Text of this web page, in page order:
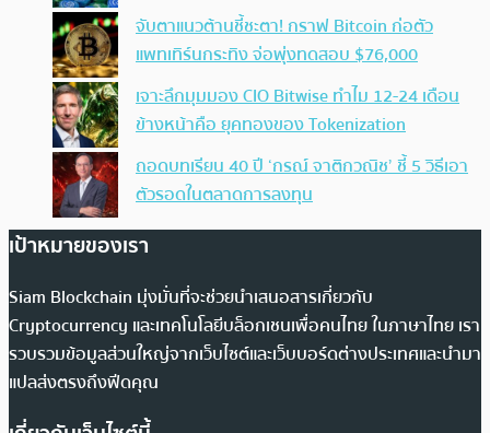
จับตาแนวต้านชี้ชะตา! กราฟ Bitcoin ก่อตัว
แพทเทิร์นกระทิง จ่อพุ่งทดสอบ $76,000
เจาะลึกมุมมอง CIO Bitwise ทำไม 12-24 เดือน
ข้างหน้าคือ ยุคทองของ Tokenization
ถอดบทเรียน 40 ปี ‘กรณ์ จาติกวณิช’ ชี้ 5 วิธีเอา
ตัวรอดในตลาดการลงทุน
เป้าหมายของเรา
Siam Blockchain มุ่งมั่นที่จะช่วยนำเสนอสารเกี่ยวกับ
Cryptocurrency และเทคโนโลยีบล็อกเชนเพื่อคนไทย ในภาษาไทย เรา
รวบรวมข้อมูลส่วนใหญ่จากเว็บไซต์และเว็บบอร์ดต่างประเทศและนำมา
แปลส่งตรงถึงฟีดคุณ